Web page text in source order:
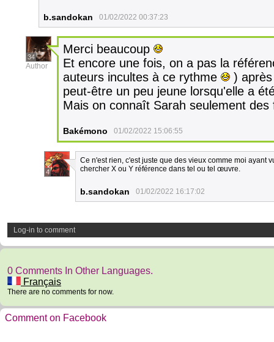
b.sandokan 01/02/2022 00:37:23
34
Author
Merci beaucoup
Et encore une fois, on a pas la
auteurs incultes à ce rythme
)
peut-être un peu jeune lorsqu'elle a
Mais on connaît Sarah seulement
Bakémono 01/02/2022 15:06:55
4
Ce n'est rien, c'est juste que des vieux comme moi ayant
chercher X ou Y référence dans tel ou tel œuvre.
b.sandokan 01/02/2022 16:17:02
Log-in to comment
0 Comments In Other Languages.
Français
There are no comments for now.
Comment on Facebook